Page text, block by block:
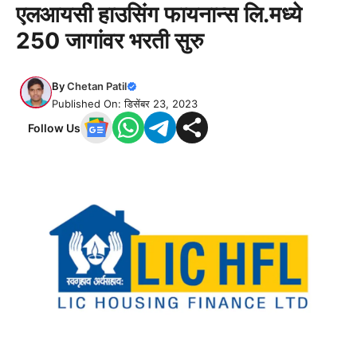
एलआयसी हाउसिंग फायनान्स लि.मध्ये
250 जागांवर भरती सुरु
ByChetan Patil
Published On: डिसेंबर 23, 2023
Follow Us